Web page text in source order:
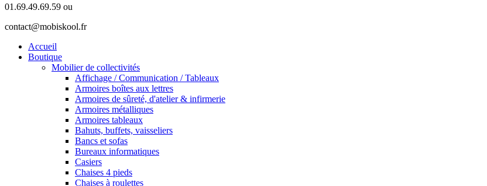
01.69.49.69.59 ou
contact@mobiskool.fr
Accueil
Boutique
Mobilier de collectivités
Affichage / Communication / Tableaux
Armoires boîtes aux lettres
Armoires de sûreté, d'atelier & infirmerie
Armoires métalliques
Armoires tableaux
Bahuts, buffets, vaisseliers
Bancs et sofas
Bureaux informatiques
Casiers
Chaises 4 pieds
Chaises à roulettes